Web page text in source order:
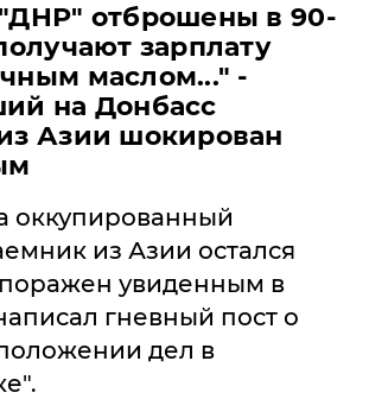
отброшены в 90-
зарплату
маслом..." -
на Донбасс
Азии шокирован
оккупированный
из Азии остался
поражен увиденным в
гневный пост о
дел в